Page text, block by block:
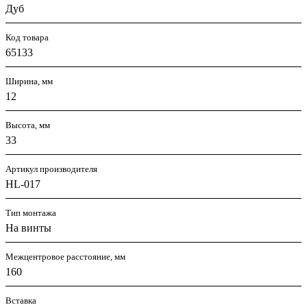
Дуб
Код товара
65133
Ширина, мм
12
Высота, мм
33
Артикул производителя
HL-017
Тип монтажа
На винты
Межцентровое расстояние, мм
160
Вставка